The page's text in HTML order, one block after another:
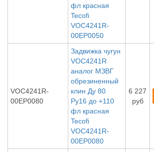
фл красная
Tecofi
VOC4241R-
00EP0050
VOC4241R-
00EP0080
Задвижка чугун
VOC4241R
аналог МЗВГ
обрезиненный
клин Ду 80
Ру16 до +110
фл красная
Tecofi
VOC4241R-
00EP0080
6 227
руб